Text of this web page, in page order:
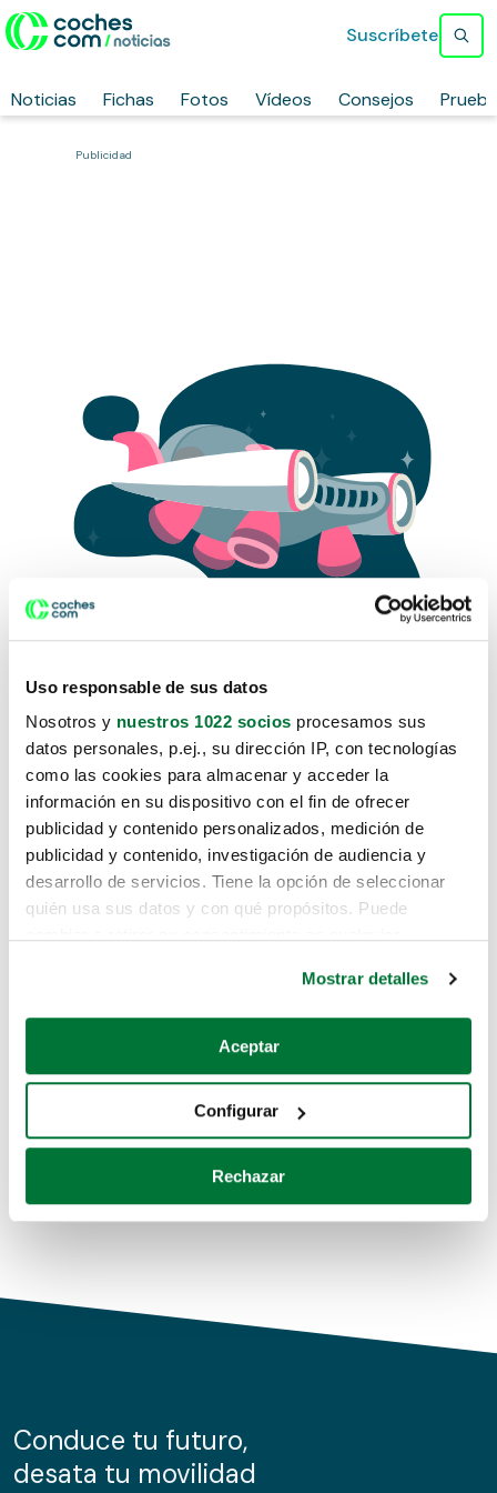
Uso responsable de sus datos
Nosotros y nuestros 1022 socios procesamos sus
datos personales, p.ej., su dirección IP, con tecnologías
como las cookies para almacenar y acceder la
información en su dispositivo con el fin de ofrecer
publicidad y contenido personalizados, medición de
publicidad y contenido, investigación de audiencia y
desarrollo de servicios. Tiene la opción de seleccionar
quién usa sus datos y con qué propósitos. Puede
Si lo permite, también quisiéramos:
Recopilar información sobre su ubicación geográfica
Identificar su dispositivo analizándolo activamente
para buscar características específicas (huellas
Obtenga más información sobre cómo se procesan sus
de cookies.
información sobre el uso que haga del sitio web con
nuestros partners de redes sociales, publicidad y análisis
Mostrar detalles
Aceptar
Configurar
Rechazar
Noticias Fichas Fotos Vídeos Consejos
Suscríbete
Publicidad
Lo sentimos, no sabemos como
te hemos traido hasta aquí.
Pero puedes encontrar el coche que estás
buscando en alguno de estos enlaces:
Coches de segunda mano
Coches de km0
Conduce tu futuro,
desata tu movilidad